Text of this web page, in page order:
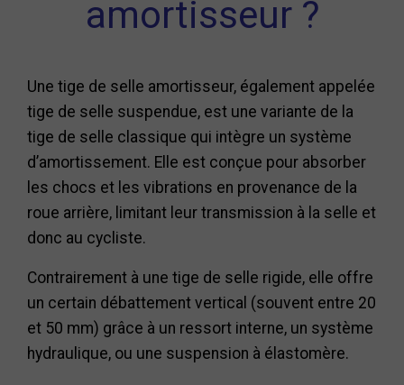
amortisseur ?
Une tige de selle amortisseur, également appelée
tige de selle suspendue, est une variante de la
tige de selle classique qui intègre un système
d’amortissement. Elle est conçue pour absorber
les chocs et les vibrations en provenance de la
roue arrière, limitant leur transmission à la selle et
donc au cycliste.
Contrairement à une tige de selle rigide, elle offre
un certain débattement vertical (souvent entre 20
et 50 mm) grâce à un ressort interne, un système
hydraulique, ou une suspension à élastomère.